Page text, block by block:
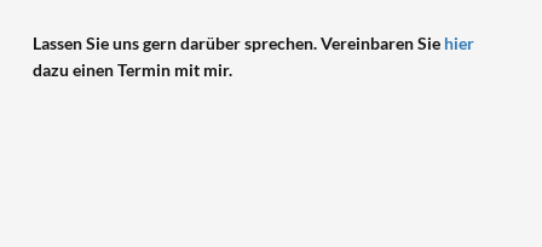
Lassen Sie uns gern darüber sprechen. Vereinbaren Sie hier
dazu einen Termin mit mir.